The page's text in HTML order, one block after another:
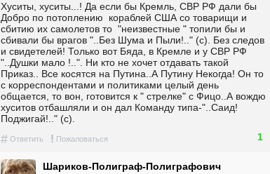
Хуситы, хуситы...! Да если бы Кремль, СВР РФ дали бы
Добро по потоплению  кораблей США со товарищи и
сбитию их самолетов то  "неизвестные " топили бы и
сбивали бы врагов "..Без Шума и Пыли!.." (с). Без следов
и свидетелей! Только вот Бяда, в Кремле и у СВР РФ
"..Душки мало !..". Ни кто не хочет отдавать такой
Приказ.. Все косятся на Путина..А Путину Некогда! Он то
с корреспондентами и политиками целый день
общается, то вон, готовится к " стрелке" с Фицо..А вождю
хуситов отбашляли и он дал Команду типа-"..Саид!
Поджигай!.." (с).
# Ответить ! Пожаловаться 1
Шариков-Полиграф-Полиграфович